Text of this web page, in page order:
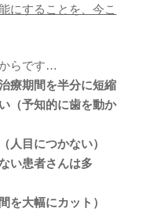
にすることを、今こ
らです…
療期間を半分に短縮
（予知的に歯を動か
人目につかない）
い患者さんは多
を大幅にカット）